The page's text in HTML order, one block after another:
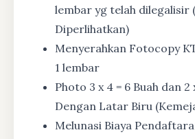
lembar yg telah dilegalisir
Diperlihatkan)
Menyerahkan Fotocopy
1 lembar
Photo 3 x 4 = 6 Buah dan 2
Dengan Latar Biru
Melunasi Biaya